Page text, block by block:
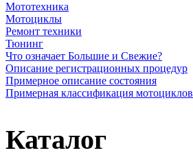
Мототехника
Мотоциклы
Ремонт техники
Тюнинг
Что означает Большие и Свежие?
Описание регистрационных процедур
Примерное описание состояния
Примерная классификация мотоциклов
Каталог